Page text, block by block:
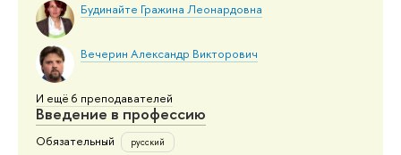
Будинайте Гражина Леонардовна
Вечерин Александр Викторович
И ещё 6 преподавателей
Введение в профессию
Обязательный русский